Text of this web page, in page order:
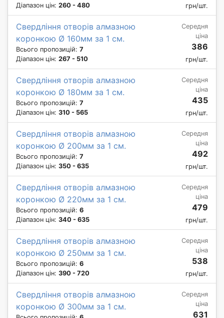
Діапазон цін: 260 - 480 грн/шт.
Свердління отворів алмазною
коронкою Ø 160мм за 1 см.
Всього пропозицій: 7
Діапазон цін: 267 - 510
Середня
ціна
386
грн/шт.
Свердління отворів алмазною
коронкою Ø 180мм за 1 см.
Всього пропозицій: 7
Діапазон цін: 310 - 565
Середня
ціна
435
грн/шт.
Свердління отворів алмазною
коронкою Ø 200мм за 1 см.
Всього пропозицій: 7
Діапазон цін: 350 - 635
Середня
ціна
492
грн/шт.
Свердління отворів алмазною
коронкою Ø 220мм за 1 см.
Всього пропозицій: 6
Діапазон цін: 340 - 635
Середня
ціна
479
грн/шт.
Свердління отворів алмазною
коронкою Ø 250мм за 1 см.
Всього пропозицій: 6
Діапазон цін: 390 - 720
Середня
ціна
538
грн/шт.
Свердління отворів алмазною
коронкою Ø 300мм за 1 см.
Середня
ціна
631